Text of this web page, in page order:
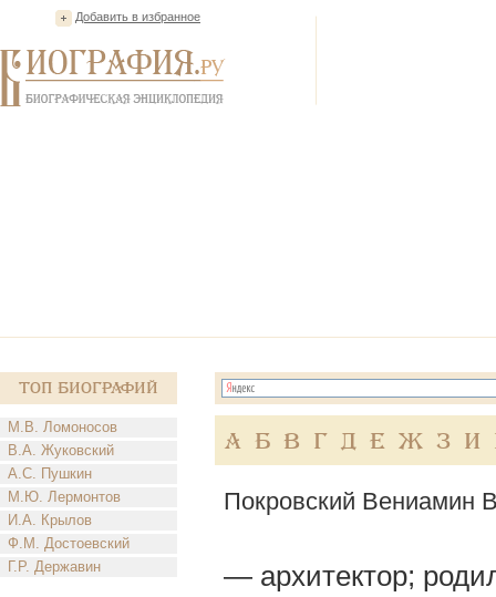
Добавить в избранное
Топ Биографий
М.В. Ломоносов
В.А. Жуковский
А.С. Пушкин
М.Ю. Лермонтов
И.А. Крылов
Ф.М. Достоевский
Г.Р. Державин
А Б В Г Д Е Ж З И
Покровский Вениамин
— архитектор;